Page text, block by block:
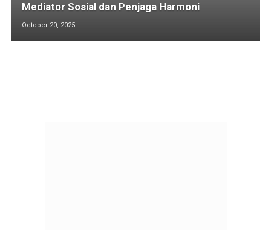
Mediator Sosial dan Penjaga Harmoni
October 20, 2025